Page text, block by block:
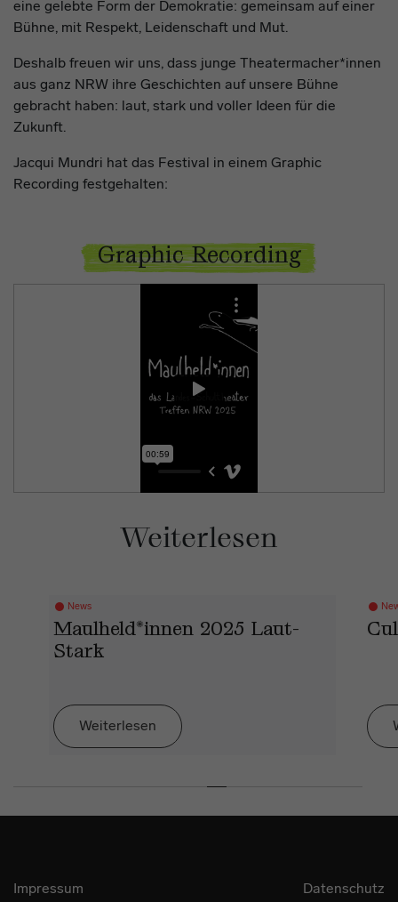
eine gelebte Form der Demokratie: gemeinsam auf einer
Bühne, mit Respekt, Leidenschaft und Mut.
Deshalb freuen wir uns, dass junge Theatermacher*innen
aus ganz NRW ihre Geschichten auf unsere Bühne
gebracht haben: laut, stark und voller Ideen für die
Zukunft.
Jacqui Mundri hat das Festival in einem Graphic
Recording festgehalten:
Graphic Recording
Weiterlesen
News
Maulheld*innen 2025 Laut-
Stark
Weiterlesen
Impressum Datenschutz